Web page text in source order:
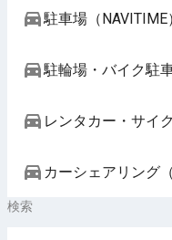
駐車場（NAVITIME
駐輪場・バイク駐
レンタカー・サイ
カーシェアリング
検索